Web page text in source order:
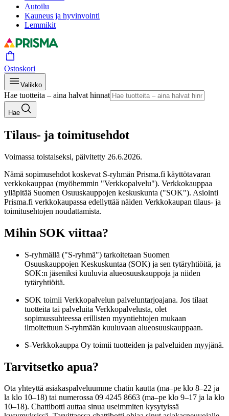
Autoilu
Kauneus ja hyvinvointi
Lemmikit
Ostoskori
Valikko
Hae tuotteita – aina halvat hinnat
Hae
Tilaus- ja toimitusehdot
Voimassa toistaiseksi, päivitetty 26.6.2026.
Nämä sopimusehdot koskevat S-ryhmän Prisma.fi käyttötavaran
verkkokauppaa (myöhemmin "Verkkopalvelu"). Verkkokauppaa
ylläpitää Suomen Osuuskauppojen keskuskunta ("SOK"). Asiointi
Prisma.fi verkkokaupassa edellyttää näiden Verkkokaupan tilaus- ja
toimitusehtojen noudattamista.
Mihin SOK viittaa?
S-ryhmällä ("S-ryhmä") tarkoitetaan Suomen
Osuuskauppojen Keskuskuntaa (SOK) ja sen tytäryhtiöitä, ja
SOK:n jäseniksi kuuluvia alueosuuskauppoja ja niiden
tytäryhtiöitä.
SOK toimii Verkkopalvelun palveluntarjoajana. Jos tilaat
tuotteita tai palveluita Verkkopalvelusta, olet
sopimussuhteessa erillisten myyntiehtojen mukaan
ilmoitettuun S-ryhmään kuuluvaan alueosuuskauppaan.
S-Verkkokauppa Oy toimii tuotteiden ja palveluiden myyjänä.
Tarvitsetko apua?
Ota yhteyttä asiakaspalveluumme chatin kautta (ma–pe klo 8–22 ja
la klo 10–18) tai numerossa 09 4245 8663 (ma–pe klo 9–17 ja la klo
10–18). Chattibotti auttaa sinua useimmiten kysytyissä